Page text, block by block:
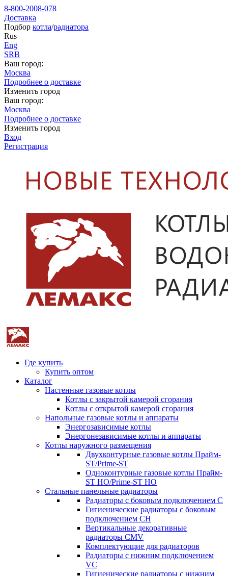
8-800-2008-078
Доставка
Подбор котла/радиатора
Rus
Eng
SRB
Ваш город:
Москва
Подробнее о доставке
Изменить город
Ваш город:
Москва
Подробнее о доставке
Изменить город
Вход
Регистрация
Где купить
Купить оптом
Каталог
Настенные газовые котлы
Котлы с закрытой камерой сгорания
Котлы с открытой камерой сгорания
Напольные газовые котлы и аппараты
Энергозависимые котлы
Энергонезависимые котлы и аппараты
Котлы наружного размещения
Двухконтурные газовые котлы Прайм-
ST/Prime-ST
Одноконтурные газовые котлы Прайм-
ST HO/Prime-ST HO
Стальные панельные радиаторы
Радиаторы c боковым подключением C
Гигиенические радиаторы c боковым
подключением CH
Вертикальные декоративные
радиаторы CMV
Комплектующие для радиаторов
Радиаторы c нижним подключением
VC
Гигиенические радиаторы c нижним